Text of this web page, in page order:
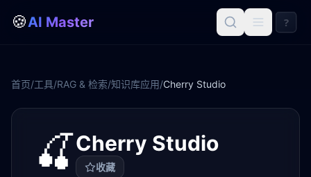
🍪AI Master ?
首页/工具/RAG & 检索/知识库应用/Cherry Studio
🍒Cherry Studio
收藏